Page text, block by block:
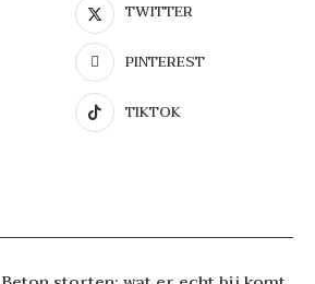
TWITTER
PINTEREST
TIKTOK